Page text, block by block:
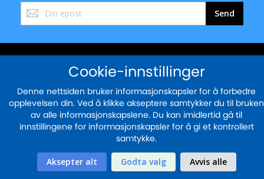
Registrer
deg
vårt
nyhetsbrev:
Send
Cookie-innstillinger
Denne nettsiden bruker informasjonskapsler for å forbedre
opplevelsen din. Ved å klikke akseptere samtykker du til bruken
av alle informasjonskapslene. Du kan imidlertid gå til
innstillingene for informasjonskapsler for å gi et kontrollert
samtykke.
Aksepter alt Godta valg Avvis alle